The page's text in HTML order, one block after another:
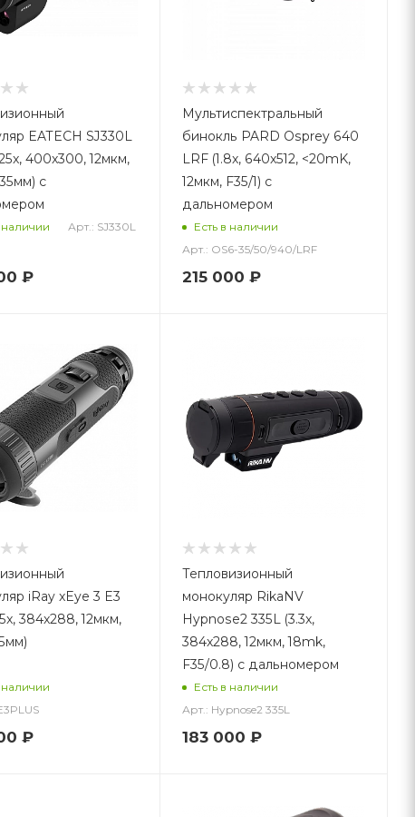
EATECH SJ330L
400x300, 12мкм,
с
наличии Арт.: SJ330L
₽
Мультиспектральный
бинокль PARD Osprey 640
LRF (1.8x, 640x512, <20mK,
12мкм, F35/1) с
дальномером
Есть в наличии
Арт.: OS6-35/50/940/LRF
215 000 ₽
iRay xEye 3 E3
384x288, 12мкм,
наличии
₽
Тепловизионный
монокуляр RikaNV
Hypnose2 335L (3.3x,
384x288, 12мкм, 18mk,
F35/0.8) с дальномером
Есть в наличии
Арт.: Hypnose2 335L
183 000 ₽